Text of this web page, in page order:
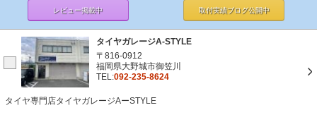
レビュー掲載中 取付実績ブログ公開中
タイヤガレージA-STYLE
〒816-0912
福岡県大野城市御笠川
TEL:092-235-8624
タイヤ専門店タイヤガレージAーSTYLE